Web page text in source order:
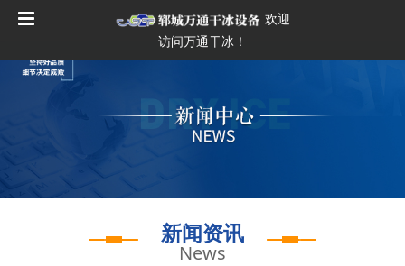
欢迎
访问万通干冰！
新闻资讯
News